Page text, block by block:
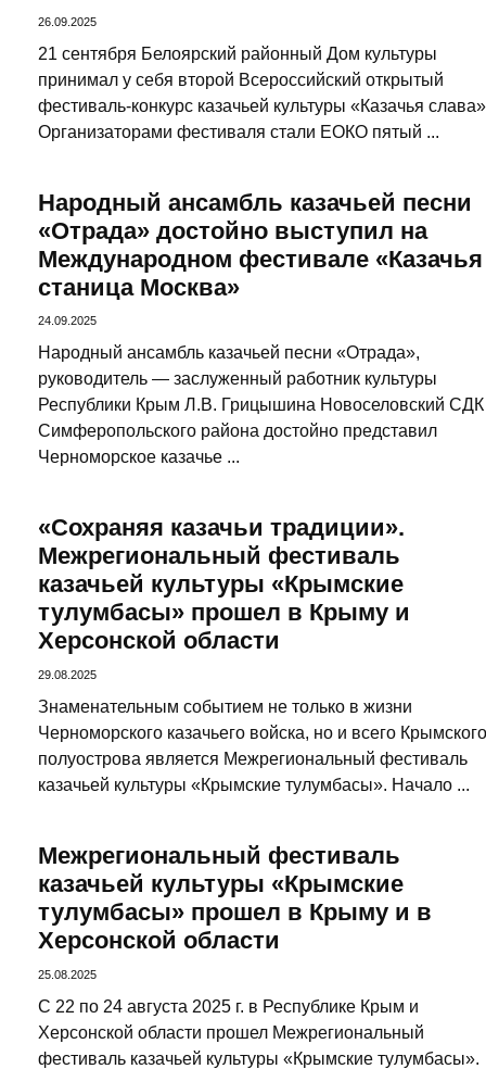
26.09.2025
21 сентября Белоярский районный Дом культуры
принимал у себя второй Всероссийский открытый
фестиваль-конкурс казачьей культуры «Казачья
Организаторами фестиваля стали ЕОКО пятый ...
Народный ансамбль казачьей песни
«Отрада» достойно выступил на
Международном фестивале «Казачья
станица Москва»
24.09.2025
Народный ансамбль казачьей песни «Отрада»,
руководитель — заслуженный работник культуры
Республики Крым Л.В. Грицышина Новоселовский СДК
Симферопольского района достойно представил
Черноморское казачье ...
«Сохраняя казачьи традиции».
Межрегиональный фестиваль
казачьей культуры «Крымские
тулумбасы» прошел в Крыму и
Херсонской области
29.08.2025
Знаменательным событием не только в жизни
Черноморского казачьего войска, но и всего Крымского
полуострова является Межрегиональный фестиваль
казачьей культуры «Крымские тулумбасы». Начало ...
Межрегиональный фестиваль
казачьей культуры «Крымские
тулумбасы» прошел в Крыму и в
Херсонской области
25.08.2025
С 22 по 24 августа 2025 г. в Республике Крым и
Херсонской области прошел Межрегиональный
фестиваль казачьей культуры «Крымские тулумбасы».